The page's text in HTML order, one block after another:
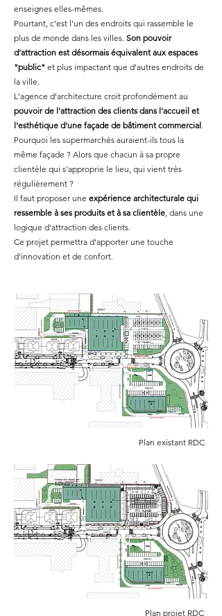
enseignes elles-mêmes.
Pourtant, c’est l'un des endroits qui rassemble le
plus de monde dans les villes. Son pouvoir
d’attraction est désormais équivalent aux espaces
"public" et plus impactant que d'autres endroits de
la ville.
L'agence d'architecture croit profondément au
pouvoir de l'attraction des clients dans l'accueil et
l'esthétique d'une façade de bâtiment commercial.
Pourquoi les supermarchés auraient-ils tous la
même façade ? Alors que chacun à sa propre
clientèle qui s'approprie le lieu, qui vient très
régulièrement ?
Il faut proposer une expérience architecturale qui
ressemble à ses produits et à sa clientèle, dans une
logique d'attraction des clients.
Ce projet permettra d'apporter une touche
d'innovation et de confort.
Plan existant RDC
Plan projet RDC